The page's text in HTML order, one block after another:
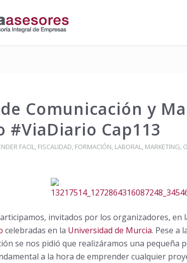
Comunicación y
#ViaDiario Cap113
FACIL, FISCALIDAD, FORMACIÓN, LABORAL, MARKETING,
invitados por los organizadores, en
celebradas en la Universidad de Murcia. Pese a
se nos pidió que realizáramos una pequeña
a la hora de emprender cualquier